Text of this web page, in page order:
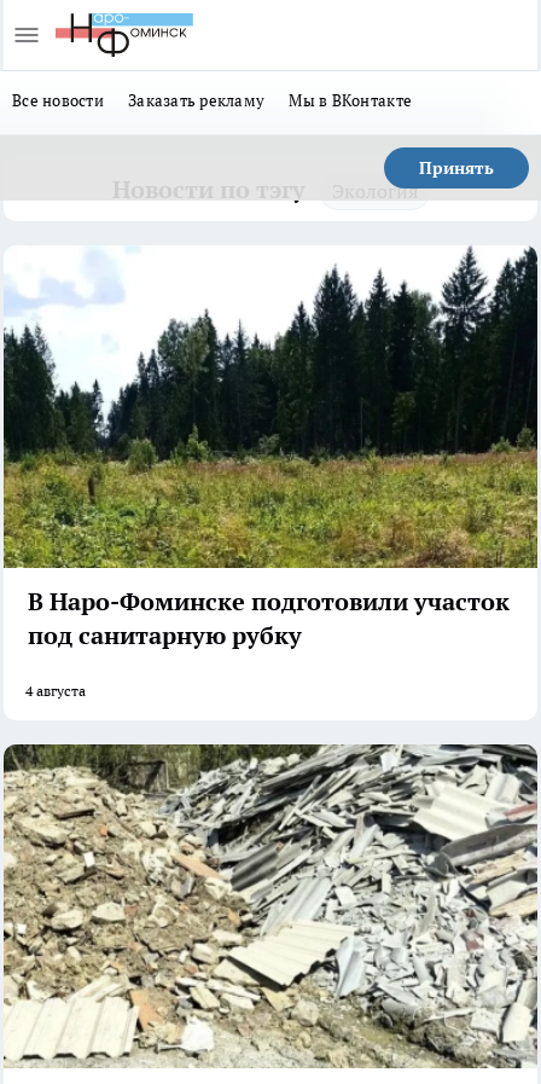
Все новости Заказать рекламу Мы в ВКонтакте
Принять
Экология
В Наро-Фоминске подготовили участок
под санитарную рубку
4 августа